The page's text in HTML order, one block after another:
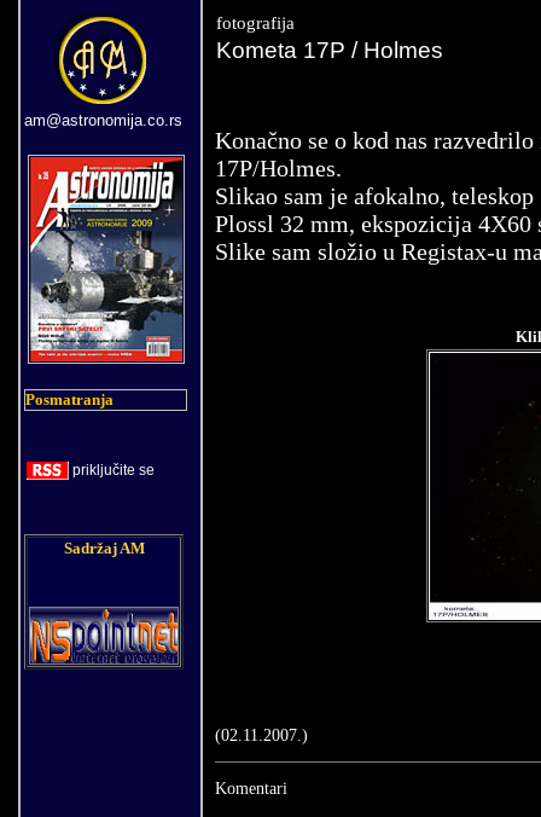
am@astronomija.co.rs
Posmatranja
priključite se
Sadržaj AM
fotografija
Kometa 17P /Holmes
Konačno se o kod nas razvedrilo
17P/Holmes.
Slikao sam je afokalno, teleskop
Plossl 32 mm, ekspozicija 4X60
Slike sam složio u Registax-u
(02 11 .2007 .)
Komentari